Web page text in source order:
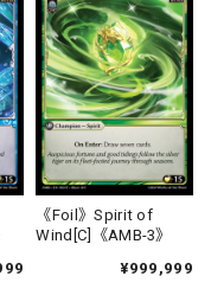
《Foil》Spirit of
Wind[C]《AMB-3》
¥999,999